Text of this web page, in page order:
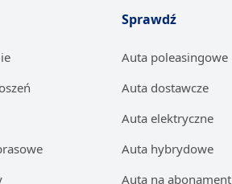
Sprawdź
Auta poleasingowe
Auta dostawcze
Auta elektryczne
Auta hybrydowe
Auta na abonament